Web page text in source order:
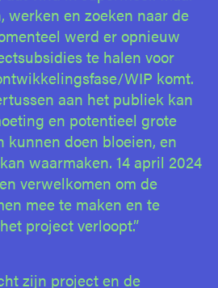
werken en zoeken naar de
werd er opnieuw
te halen voor
WIP komt.
aan het publiek kan
en potentieel grote
doen bloeien, en
waarmaken. 14 april 2024
verwelkomen om de
mee te maken en te
project verloopt.”
zijn project en de